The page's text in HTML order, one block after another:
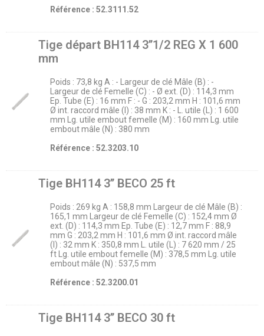
Référence : 52.3111.52
Tige départ BH114 3’’1/2 REG X 1 600
mm
Poids : 73,8 kg A : - Largeur de clé Mâle (B) : -
Largeur de clé Femelle (C) : - Ø ext. (D) : 114,3 mm
Ep. Tube (E) : 16 mm F : - G : 203,2 mm H : 101,6 mm
Ø int. raccord mâle (I) : 38 mm K : - L. utile (L) : 1 600
mm Lg. utile embout femelle (M) : 160 mm Lg. utile
embout mâle (N) : 380 mm
Référence : 52.3203.10
Tige BH114 3’’ BECO 25 ft
Poids : 269 kg A : 158,8 mm Largeur de clé Mâle (B) :
165,1 mm Largeur de clé Femelle (C) : 152,4 mm Ø
ext. (D) : 114,3 mm Ep. Tube (E) : 12,7 mm F : 88,9
mm G : 203,2 mm H : 101,6 mm Ø int. raccord mâle
(I) : 32 mm K : 350,8 mm L. utile (L) : 7 620 mm / 25
ft Lg. utile embout femelle (M) : 378,5 mm Lg. utile
embout mâle (N) : 537,5 mm
Référence : 52.3200.01
Tige BH114 3’’ BECO 30 ft